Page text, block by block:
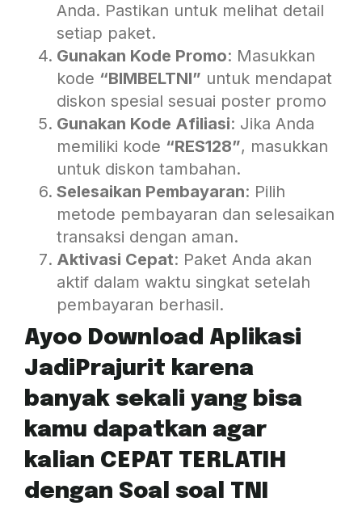
Anda. Pastikan untuk melihat detail
setiap paket.
Gunakan Kode Promo: Masukkan
kode “BIMBELTNI” untuk mendapat
diskon spesial sesuai poster promo
Gunakan Kode Afiliasi: Jika Anda
memiliki kode “RES128”, masukkan
untuk diskon tambahan.
Selesaikan Pembayaran: Pilih
metode pembayaran dan selesaikan
transaksi dengan aman.
Aktivasi Cepat: Paket Anda akan
aktif dalam waktu singkat setelah
pembayaran berhasil.
Ayoo Download Aplikasi
JadiPrajurit karena
banyak sekali yang bisa
kamu dapatkan agar
kalian CEPAT TERLATIH
dengan Soal soal TNI